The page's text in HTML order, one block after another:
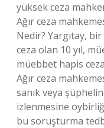
yüksek ceza
Ağır ceza
Nedir? Yargıtay,
ceza olan 10 yıl,
müebbet hapis
Ağır ceza
sanık veya
izlenmesine
bu soruşturma